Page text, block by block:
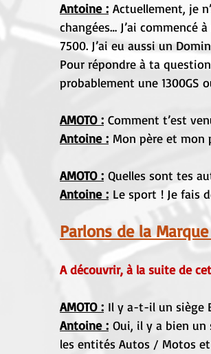
Antoine : Actuellement, je
changées… J’ai commencé
7500. J’ai eu aussi un
Pour répondre à ta
probablement une 1300GS
AMOTO : Comment t’est
Antoine : Mon père et mon
AMOTO : Quelles sont tes
Antoine : Le sport ! Je fais
Parlons de la Marque
A découvrir, à la suite de
AMOTO : Il y a-t-il un siège
Antoine : Oui, il y a bien un
les entités Autos / Motos